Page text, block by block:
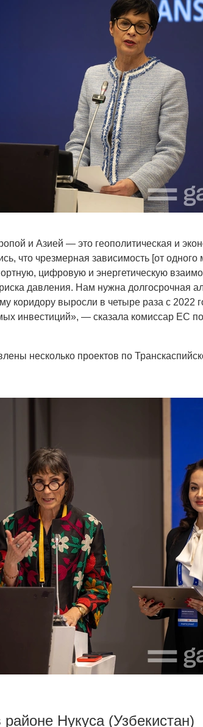
и Азией — это геополитическая и
что чрезмерная зависимость [от одного
цифровую и энергетическую
давления. Нам нужна долгосрочная
коридору выросли в четыре раза с 2022
инвестиций», — сказала комиссар ЕС
несколько проектов по
районе Нукуса (Узбекистан)